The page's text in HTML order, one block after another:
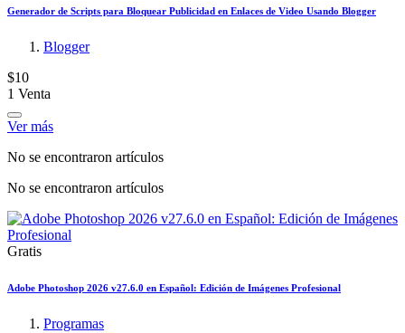
Generador de Scripts para Bloquear Publicidad en Enlaces de Video Usando Blogger
Blogger
$10
1 Venta
Ver más
No se encontraron artículos
No se encontraron artículos
Gratis
Adobe Photoshop 2026 v27.6.0 en Español: Edición de Imágenes Profesional
Programas